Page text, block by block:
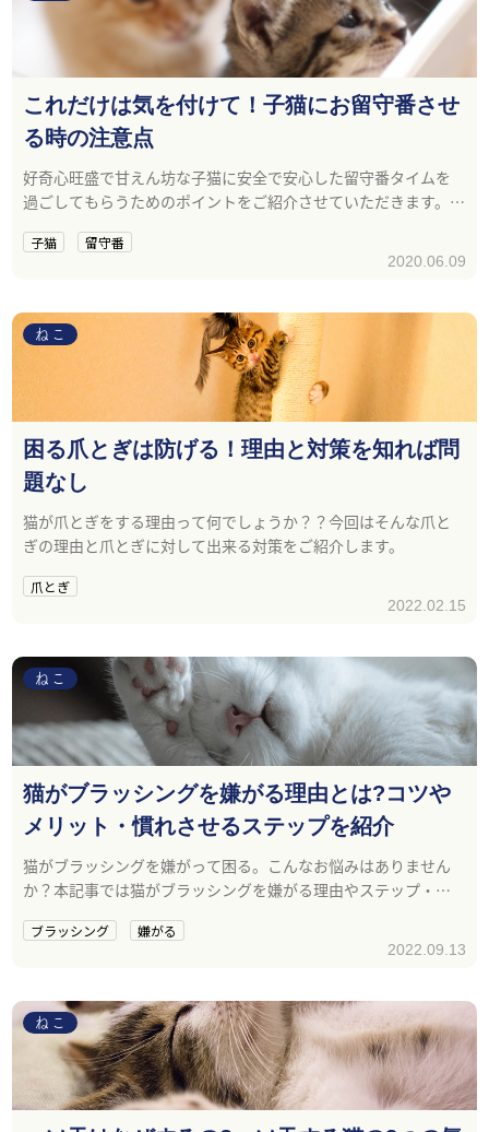
これだけは気を付けて！子猫にお留守番させ
る時の注意点
好奇心旺盛で甘えん坊な子猫に安全で安心した留守番タイムを
過ごしてもらうためのポイントをご紹介させていただきます。子
慣にしましょう。
子猫 留守番
2020.06.09
ねこ
困る爪とぎは防げる！理由と対策を知れば問
題なし
猫が爪とぎをする理由って何でしょうか？？今回はそんな爪と
ぎの理由と爪とぎに対して出来る対策をご紹介します。
爪とぎ
2022.02.15
ねこ
猫がブラッシングを嫌がる理由とは?コツや
メリット・慣れさせるステップを紹介
猫がブラッシングを嫌がって困る。こんなお悩みはありません
か？本記事では猫がブラッシングを嫌がる理由やステップ・コ
ブラッシング 嫌がる
2022.09.13
ねこ